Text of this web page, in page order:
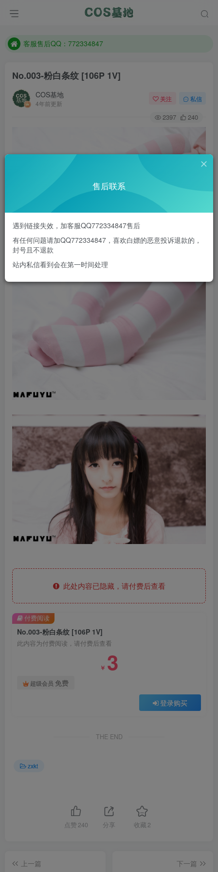
遇到任何问题加客服QQ：772334847
客服售后QQ：772334847
防失联：百度搜索《一七天佳》，实时查看最新站点。
No.003-粉白条纹 [106P 1V]
COS基地
4年前更新
关注 私信
2397 240
此处内容已隐藏，请付费后查看
No.003-粉白条纹 [106P 1V]
此内容为付费阅读，请付费后查看
￥ 3
超级会员 免费
登录购买
付费阅读
THE END
zxkt
点赞 240 分享 收藏 2
上一篇 下一篇
售后联系
遇到链接失效，加客服QQ772334847售后
有任何问题请加QQ772334847，喜欢白嫖的恶意投诉退款的，
封号且不退款
站内私信看到会在第一时间处理